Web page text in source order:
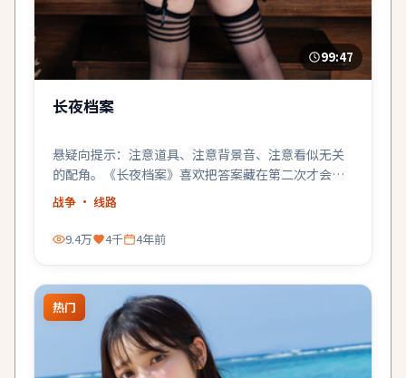
99:47
长夜档案
悬疑向提示：注意道具、注意背景音、注意看似无关
的配角。《长夜档案》喜欢把答案藏在第二次才会留
意的地方。
战争 · 线路
9.4万 4千 4年前
热门